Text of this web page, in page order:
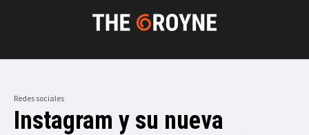
Redes sociales
Instagram y su nueva